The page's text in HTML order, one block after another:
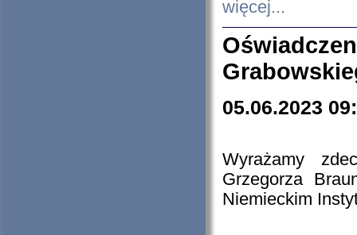
więcej...
05.06.2023
Wyrażamy
Grzegorza
Niemieckim